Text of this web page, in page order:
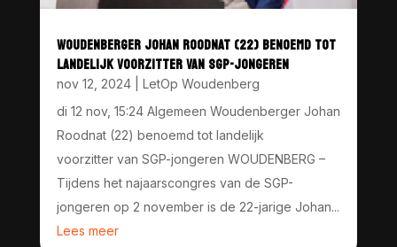
WOUDENBERGER JOHAN ROODNAT (22) BENOEMD TOT
LANDELIJK VOORZITTER VAN SGP-JONGEREN
nov 12, 2024| LetOp Woudenberg
di 12 nov, 15:24 Algemeen Woudenberger Johan
Roodnat (22) benoemd tot landelijk
voorzitter van SGP-jongeren WOUDENBERG –
Tijdens het najaarscongres van de SGP-
jongeren op 2 november is de 22-jarige Johan...
Lees meer